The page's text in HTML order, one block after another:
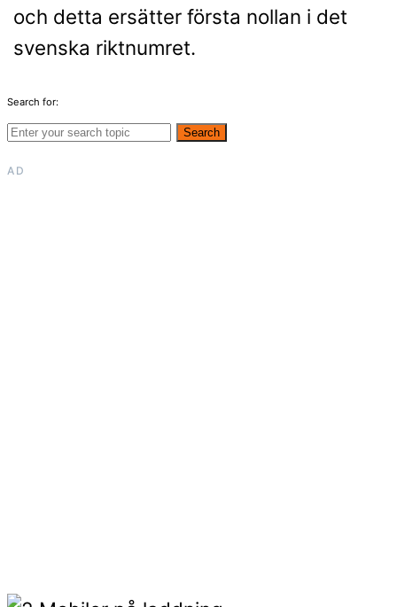
och detta ersätter första nollan i det
svenska riktnumret.
Search for:
Search
AD